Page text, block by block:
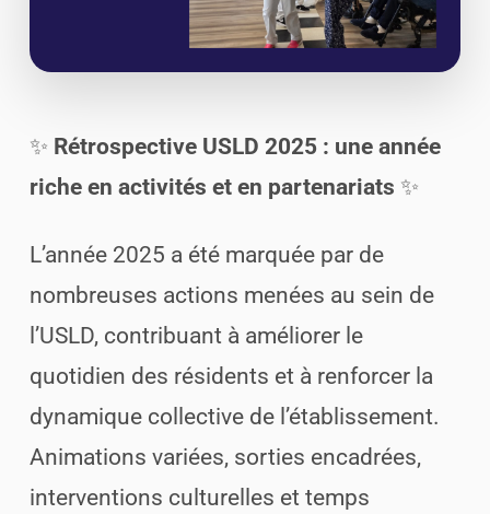
✨ Rétrospective USLD 2025 : une année
riche en activités et en partenariats ✨
L’année 2025 a été marquée par de
nombreuses actions menées au sein de
l’USLD, contribuant à améliorer le
quotidien des résidents et à renforcer la
dynamique collective de l’établissement.
Animations variées, sorties encadrées,
interventions culturelles et temps